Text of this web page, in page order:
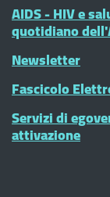
AIDS - HIV e
quotidiano
Newsletter
Fascicolo
Servizi di
attivazione